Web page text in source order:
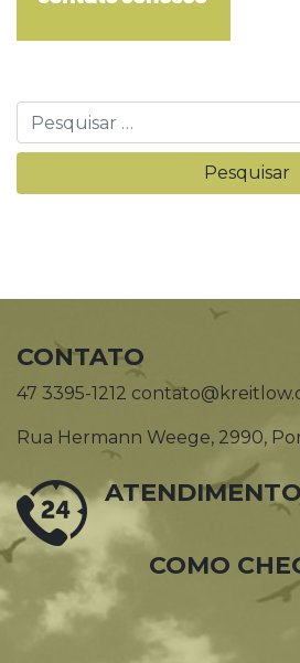
CONTATO
47 3395-1212
Rua Hermann Weege, 2990,
COMO